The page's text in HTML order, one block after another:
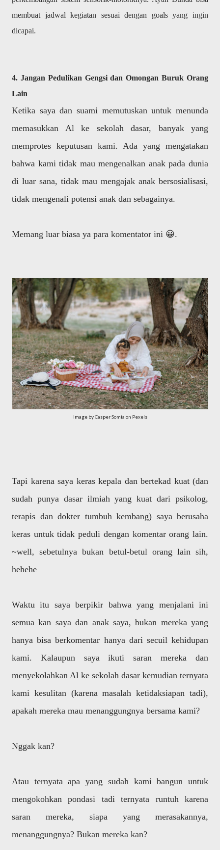
membuat jadwal kegiatan sesuai dengan goals yang ingin
dicapai.
4. Jangan Pedulikan Gengsi dan Omongan Buruk Orang
Lain
Ketika saya dan suami memutuskan untuk menunda
memasukkan Al ke sekolah dasar, banyak yang
memprotes keputusan kami. Ada yang mengatakan
bahwa kami tidak mau mengenalkan anak pada dunia
di luar sana, tidak mau mengajak anak bersosialisasi,
tidak mengenali potensi anak dan sebagainya.
Memang luar biasa ya para komentator ini 😀.
Image by Casper Somia on Pexels
Tapi karena saya keras kepala dan bertekad kuat (dan
sudah punya dasar ilmiah yang kuat dari psikolog,
terapis dan dokter tumbuh kembang) saya berusaha
keras untuk tidak peduli dengan komentar orang lain.
~well, sebetulnya bukan betul-betul orang lain sih,
hehehe
Waktu itu saya berpikir bahwa yang menjalani ini
semua kan saya dan anak saya, bukan mereka yang
hanya bisa berkomentar hanya dari secuil kehidupan
kami. Kalaupun saya ikuti saran mereka dan
menyekolahkan Al ke sekolah dasar kemudian ternyata
kami kesulitan (karena masalah ketidaksiapan tadi),
apakah mereka mau menanggungnya bersama kami?
Nggak kan?
Atau ternyata apa yang sudah kami bangun untuk
mengokohkan pondasi tadi ternyata runtuh karena
saran mereka, siapa yang merasakannya,
menanggungnya? Bukan mereka kan?